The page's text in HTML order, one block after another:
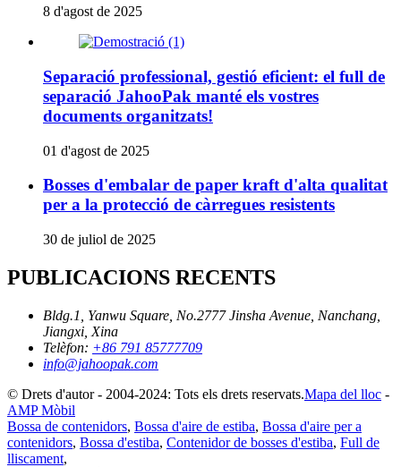
8 d'agost de 2025
Separació professional, gestió eficient: el full de
separació JahooPak manté els vostres
documents organitzats!
01 d'agost de 2025
Bosses d'embalar de paper kraft d'alta qualitat
per a la protecció de càrregues resistents
30 de juliol de 2025
PUBLICACIONS RECENTS
Bldg.1, Yanwu Square, No.2777 Jinsha Avenue, Nanchang,
Jiangxi, Xina
Telèfon: +86 791 85777709
info@jahoopak.com
© Drets d'autor - 2004-2024: Tots els drets reservats.Mapa del lloc -
AMP Mòbil
Bossa de contenidors, Bossa d'aire de estiba, Bossa d'aire per a
contenidors, Bossa d'estiba, Contenidor de bosses d'estiba, Full de
lliscament,